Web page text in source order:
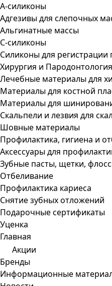
А-силиконы
Адгезивы для слепочных
Альгинатные массы
С-силиконы
Силиконы для регистрации
Хирургия и Пародонтология
Лечебные материалы для
Материалы для костной
Материалы для
Скальпели и лезвия для
Шовные материалы
Профилактика, гигиена и
Аксессуары для
Зубные пасты, щетки,
Отбеливание
Профилактика кариеса
Снятие зубных отложений
Подарочные сертификаты
Уценка
Главная
Акции
Бренды
Информационные